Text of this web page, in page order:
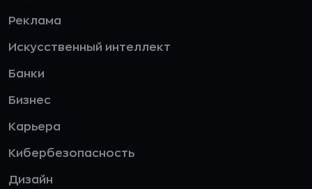
Реклама
Искусственный интеллект
Банки
Бизнес
Карьера
Кибербезопасность
Дизайн